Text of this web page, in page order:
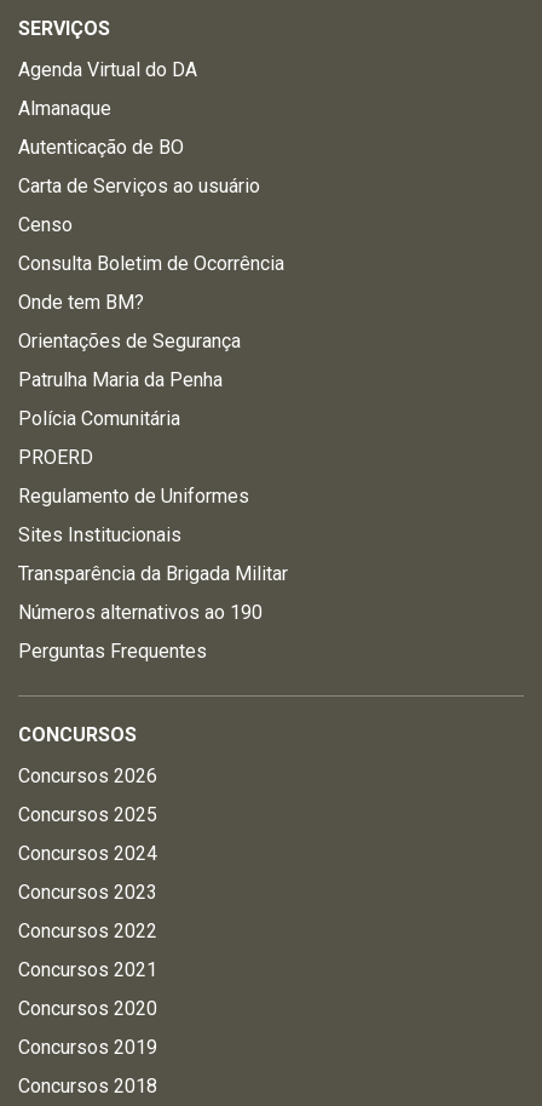
SERVIÇOS
Agenda Virtual do DA
Almanaque
Autenticação de BO
Carta de Serviços ao usuário
Censo
Consulta Boletim de Ocorrência
Onde tem BM?
Orientações de Segurança
Patrulha Maria da Penha
Polícia Comunitária
PROERD
Regulamento de Uniformes
Sites Institucionais
Transparência da Brigada Militar
Números alternativos ao 190
Perguntas Frequentes
CONCURSOS
Concursos 2026
Concursos 2025
Concursos 2024
Concursos 2023
Concursos 2022
Concursos 2021
Concursos 2020
Concursos 2019
Concursos 2018